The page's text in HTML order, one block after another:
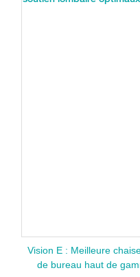
Vision E : Meilleure
de bureau haut de